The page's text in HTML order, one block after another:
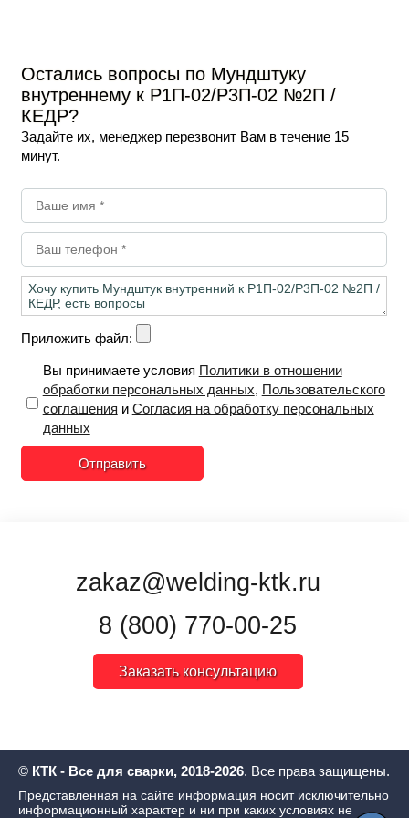
Остались вопросы по Мундштуку
внутреннему к Р1П-02/Р3П-02 №2П /
КЕДР?
Задайте их, менеджер перезвонит Вам в течение 15
минут.
Приложить файл:
Вы принимаете условия Политики в отношении
обработки персональных данных, Пользовательского
соглашения и Согласия на обработку персональных
данных
Отправить
zakaz@welding-ktk.ru
8 (800) 770-00-25
Заказать консультацию
© КТК - Все для сварки, 2018-2026. Все права защищены.
Представленная на сайте информация носит исключительно
информационный характер и ни при каких условиях не